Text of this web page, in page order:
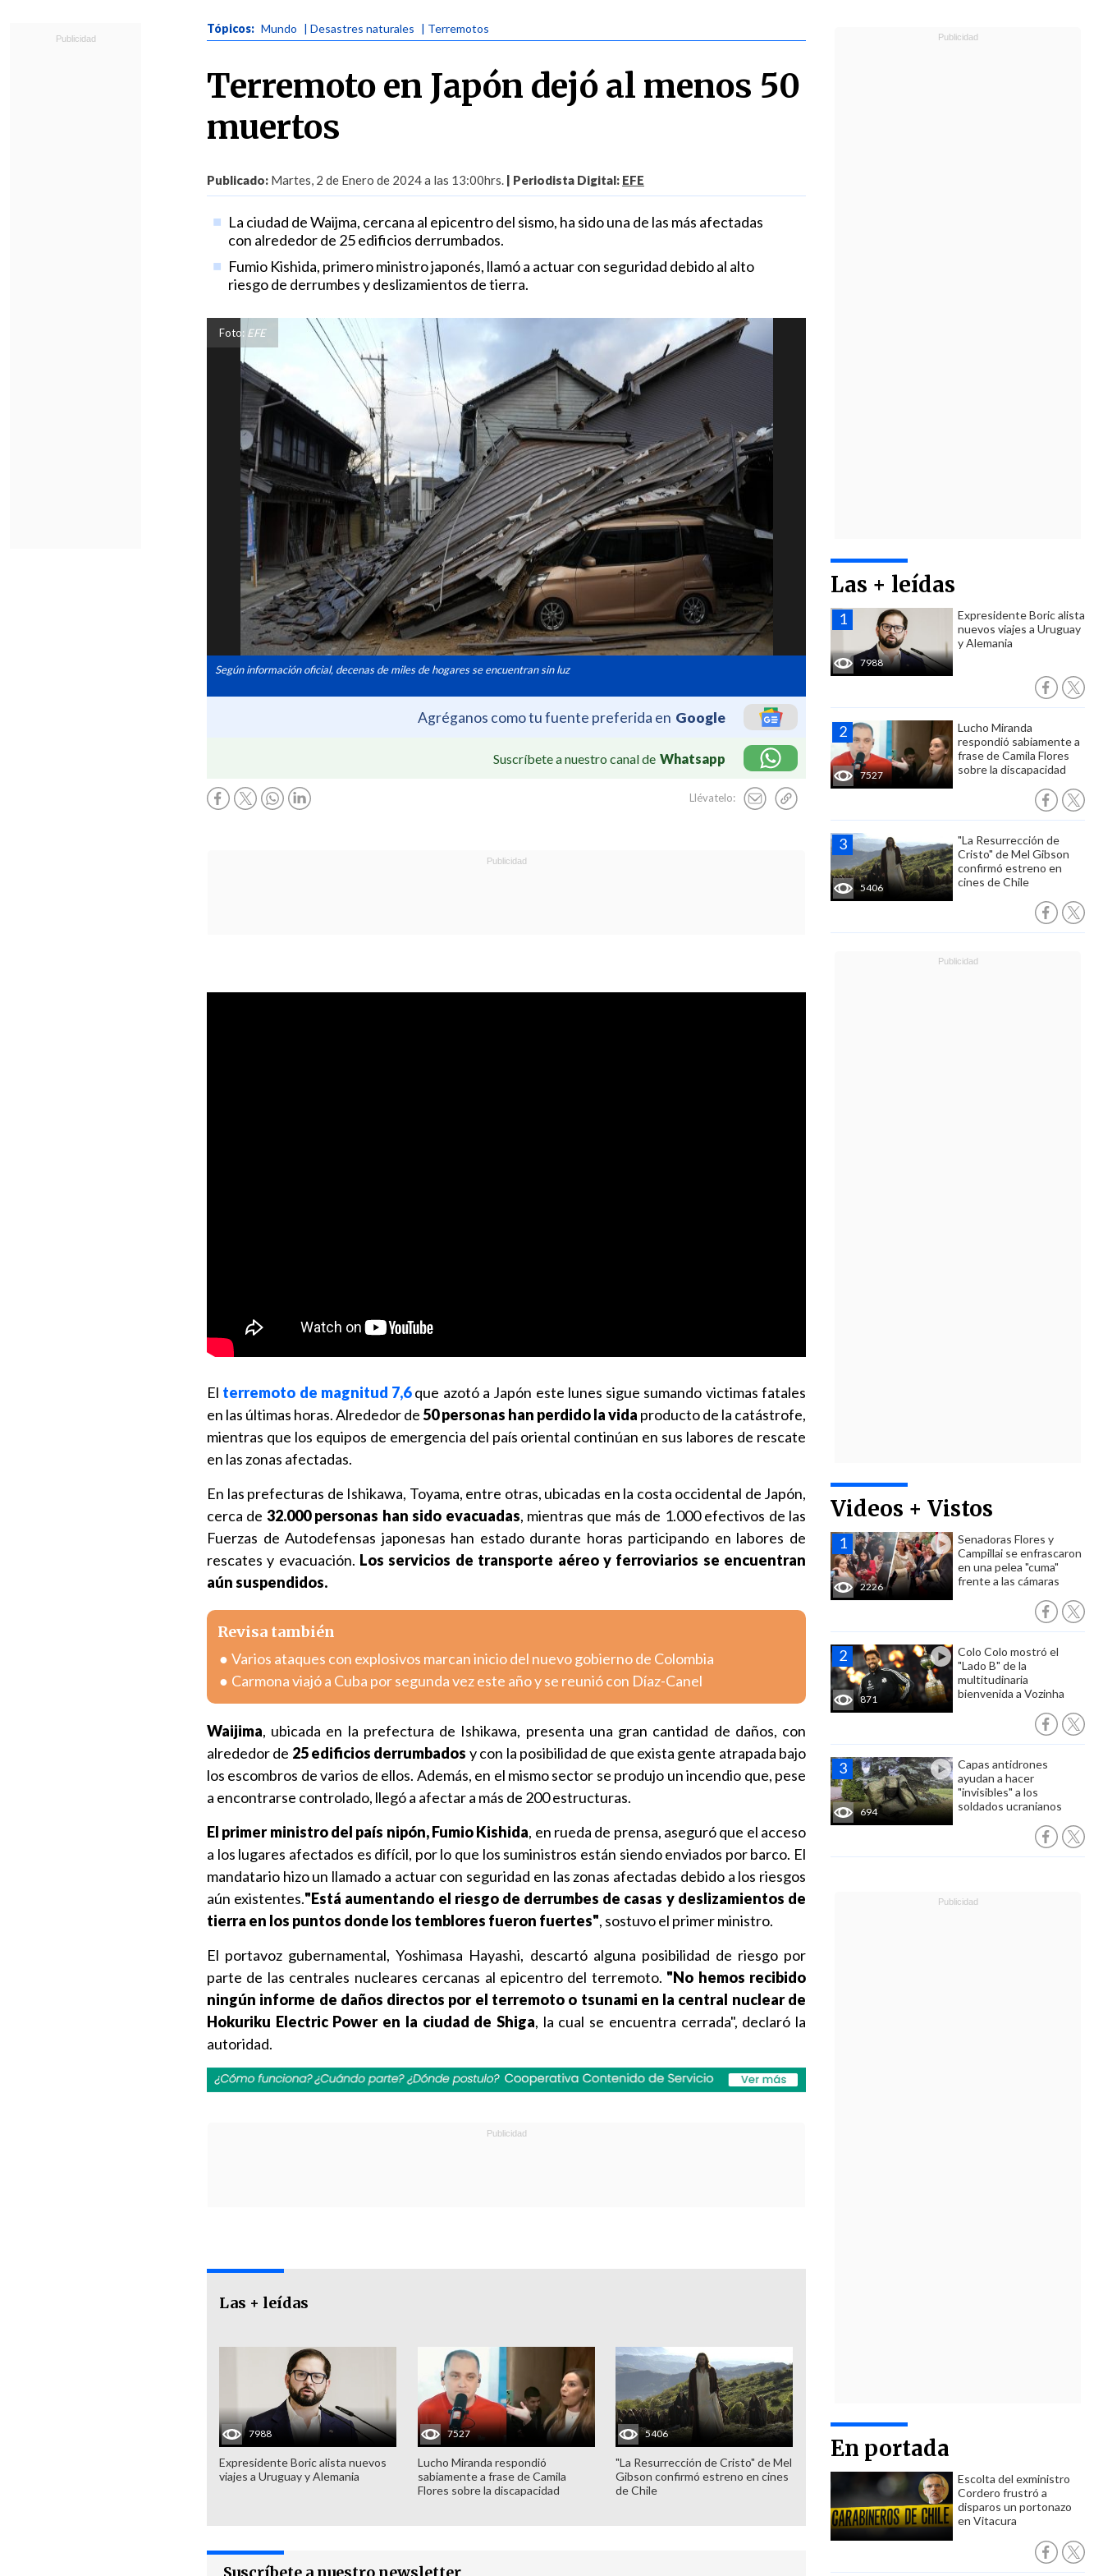
Tópicos: Mundo | Desastres naturales | Terremotos
Terremoto en Japón dejó al menos 50
muertos
Publicado: Martes, 2 de Enero de 2024 a las 13:00hrs. | Periodista Digital: EFE
La ciudad de Waijma, cercana al epicentro del sismo, ha sido una de las más afectadas
con alrededor de 25 edificios derrumbados.
Fumio Kishida, primero ministro japonés, llamó a actuar con seguridad debido al alto
riesgo de derrumbes y deslizamientos de tierra.
Foto: EFE
Según información oficial, decenas de miles de hogares se encuentran sin luz
Agréganos como tu fuente preferida en Google
Suscríbete a nuestro canal de Whatsapp
Llévatelo:
Las + leídas
7988
Expresidente Boric alista
nuevos viajes a Uruguay
y Alemania
7527
Lucho Miranda
respondió sabiamente a
frase de Camila Flores
sobre la discapacidad
5406
"La Resurrección de
Cristo" de Mel Gibson
confirmó estreno en
cines de Chile
Videos + Vistos
2226
Senadoras Flores y
Campillai se enfrascaron
en una pelea "cuma"
frente a las cámaras
871
Colo Colo mostró el
"Lado B" de la
multitudinaria
bienvenida a Vozinha
694
Capas antidrones
ayudan a hacer
"invisibles" a los
soldados ucranianos
En portada
Escolta del exministro
Cordero frustró a
disparos un portonazo
en Vitacura
El terremoto de magnitud 7,6que azotó a Japón este lunes sigue sumando victimas fatales
en las últimas horas. Alrededor de 50 personas han perdido la vida producto de la catástrofe,
mientras que los equipos de emergencia del país oriental continúan en sus labores de rescate
en las zonas afectadas.
En las prefecturas de Ishikawa, Toyama, entre otras, ubicadas en la costa occidental de Japón,
cerca de 32.000 personas han sido evacuadas, mientras que más de 1.000 efectivos de las
Fuerzas de Autodefensas japonesas han estado durante horas participando en labores de
rescates y evacuación. Los servicios de transporte aéreo y ferroviarios se encuentran
aún suspendidos.
Revisa también
Varios ataques con explosivos marcan inicio del nuevo gobierno de Colombia
Carmona viajó a Cuba por segunda vez este año y se reunió con Díaz-Canel
Waijima, ubicada en la prefectura de Ishikawa, presenta una gran cantidad de daños, con
alrededor de 25 edificios derrumbados y con la posibilidad de que exista gente atrapada bajo
los escombros de varios de ellos. Además, en el mismo sector se produjo un incendio que, pese
a encontrarse controlado, llegó a afectar a más de 200 estructuras.
El primer ministro del país nipón, Fumio Kishida, en rueda de prensa, aseguró que el acceso
a los lugares afectados es difícil, por lo que los suministros están siendo enviados por barco. El
mandatario hizo un llamado a actuar con seguridad en las zonas afectadas debido a los riesgos
aún existentes."Está aumentando el riesgo de derrumbes de casas y deslizamientos de
tierra en los puntos donde los temblores fueron fuertes", sostuvo el primer ministro.
El portavoz gubernamental, Yoshimasa Hayashi, descartó alguna posibilidad de riesgo por
parte de las centrales nucleares cercanas al epicentro del terremoto. "No hemos recibido
ningún informe de daños directos por el terremoto o tsunami en la central nuclear de
Hokuriku Electric Power en la ciudad de Shiga, la cual se encuentra cerrada", declaró la
autoridad.
Las + leídas
7988
Expresidente Boric alista nuevos
viajes a Uruguay y Alemania
7527
Lucho Miranda respondió
sabiamente a frase de Camila
Flores sobre la discapacidad
5406
"La Resurrección de Cristo" de Mel
Gibson confirmó estreno en cines
de Chile